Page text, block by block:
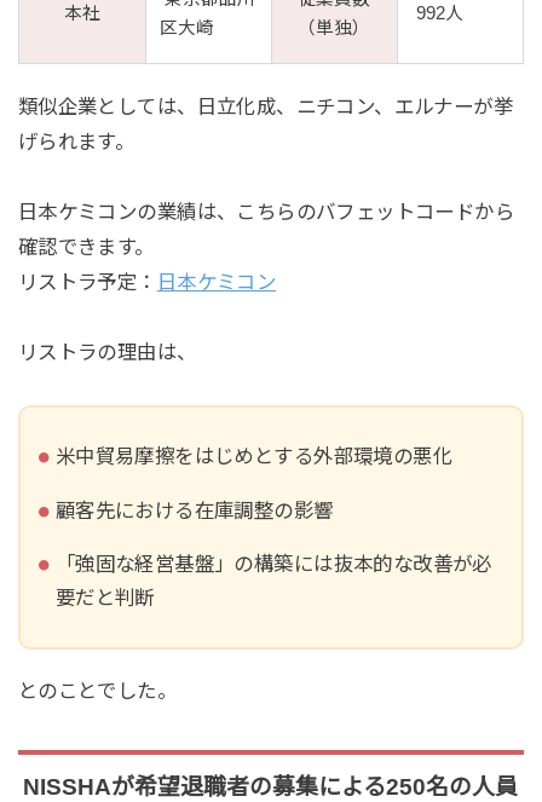
本社
区大崎
（単独）
992人
類似企業としては、日立化成、ニチコン、エルナーが挙
げられます。
日本ケミコンの業績は、こちらのバフェットコードから
確認できます。
リストラ予定：
日本ケミコン
リストラの理由は、
米中貿易摩擦をはじめとする外部環境の悪化
顧客先における在庫調整の影響
「強固な経営基盤」の構築には抜本的な改善が必
要だと判断
とのことでした。
NISSHAが希望退職者の募集による250名の人員